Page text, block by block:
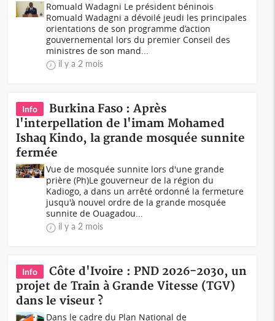
Romuald Wadagni Le président béninois
Romuald Wadagni a dévoilé jeudi les principales
orientations de son programme d’action
gouvernemental lors du premier Conseil des
ministres de son mand...
il y a 2 mois
Info
Burkina Faso : Après
l'interpellation de l'imam Mohamed
Ishaq Kindo, la grande mosquée sunnite
fermée
Vue de mosquée sunnite lors d'une grande
prière (Ph)Le gouverneur de la région du
Kadiogo, a dans un arrêté ordonné la fermeture
jusqu'à nouvel ordre de la grande mosquée
sunnite de Ouagadou...
il y a 2 mois
Info
Côte d'Ivoire : PND 2026-2030, un
projet de Train à Grande Vitesse (TGV)
dans le viseur ?
Dans le cadre du Plan National de